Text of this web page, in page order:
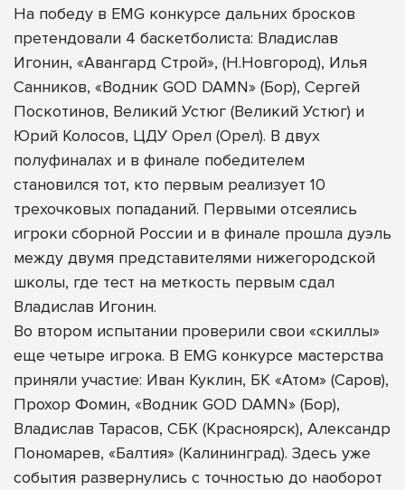
На победу в EMG конкурсе дальних бросков
претендовали 4 баскетболиста: Владислав
Игонин, «Авангард Строй», (Н.Новгород), Илья
Санников, «Водник GOD DAMN» (Бор), Сергей
Поскотинов, Великий Устюг (Великий Устюг) и
Юрий Колосов, ЦДУ Орел (Орел). В двух
полуфиналах и в финале победителем
становился тот, кто первым реализует 10
трехочковых попаданий. Первыми отсеялись
игроки сборной России и в финале прошла дуэль
между двумя представителями нижегородской
школы, где тест на меткость первым сдал
Владислав Игонин.
Во втором испытании проверили свои «скиллы»
еще четыре игрока. В EMG конкурсе мастерства
приняли участие: Иван Куклин, БК «Атом» (Саров),
Прохор Фомин, «Водник GOD DAMN» (Бор),
Владислав Тарасов, СБК (Красноярск), Александр
Пономарев, «Балтия» (Калининград). Здесь уже
события развернулись с точностью до наоборот